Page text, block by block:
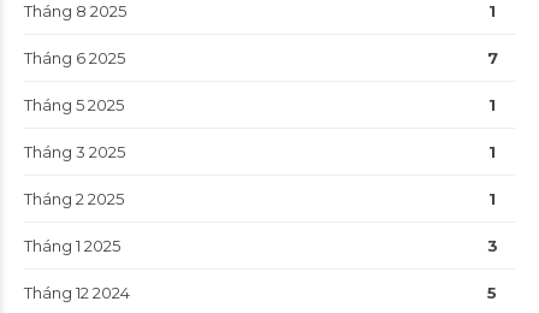
Tháng 8 2025 1
Tháng 6 2025 7
Tháng 5 2025 1
Tháng 3 2025 1
Tháng 2 2025 1
Tháng 1 2025 3
Tháng 12 2024 5